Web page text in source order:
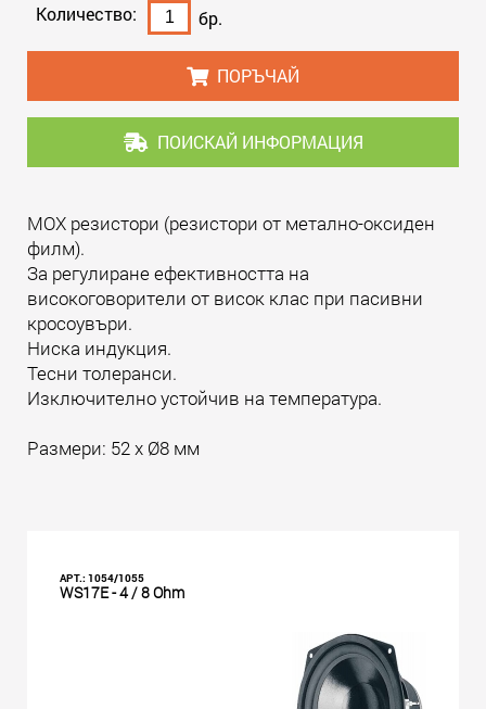
Количество: бр.
ПОРЪЧАЙ
ПОИСКАЙ ИНФОРМАЦИЯ
MOX резистори (резистори от метално-оксиден
филм).
За регулиране ефективността на
високоговорители от висок клас при пасивни
кросоувъри.
Ниска индукция.
Тесни толеранси.
Изключително устойчив на температура.
Размери: 52 х Ø8 мм
АРТ.: 1054/1055
WS17E - 4 / 8 Ohm